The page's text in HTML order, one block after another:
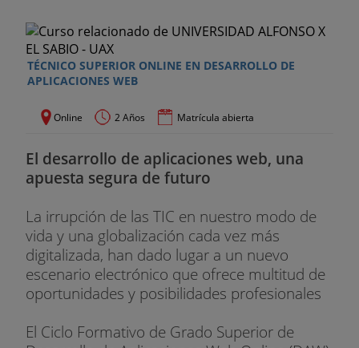
TÉCNICO SUPERIOR ONLINE EN DESARROLLO DE
APLICACIONES WEB
Online 2 Años Matrícula abierta
El desarrollo de aplicaciones web, una
apuesta segura de futuro
La irrupción de las TIC en nuestro modo de
vida y una globalización cada vez más
digitalizada, han dado lugar a un nuevo
escenario electrónico que ofrece multitud de
oportunidades y posibilidades profesionales
El Ciclo Formativo de Grado Superior de